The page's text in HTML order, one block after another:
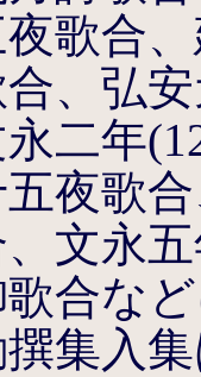
夜歌合
、弘
二年
夜歌
文永
合な
集入